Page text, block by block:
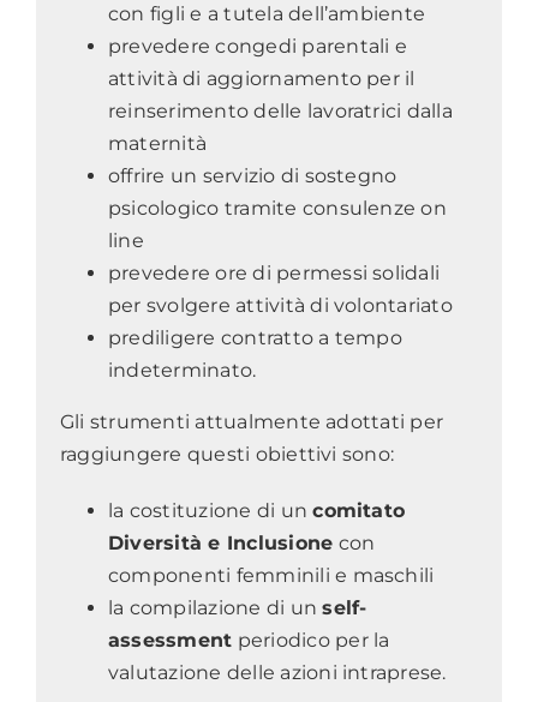
con figli e a tutela dell’ambiente
prevedere congedi parentali e
attività di aggiornamento per il
reinserimento delle lavoratrici dalla
maternità
offrire un servizio di sostegno
psicologico tramite consulenze on
line
prevedere ore di permessi solidali
per svolgere attività di volontariato
prediligere contratto a tempo
indeterminato.
Gli strumenti attualmente adottati per
raggiungere questi obiettivi sono:
la costituzione di uncomitato
Diversità e Inclusione con
componenti femminili e maschili
la compilazione di unself-
assessment periodico per la
valutazione delle azioni intraprese.